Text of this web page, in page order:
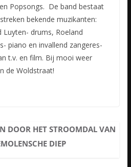
Popsongs. De band bestaat
bekende muzikanten:
Luyten- drums, Roeland
piano en invallend zangeres-
t.v. en film. Bij mooi weer
de Woldstraat!
DOOR HET STROOMDAL VAN
DIEP